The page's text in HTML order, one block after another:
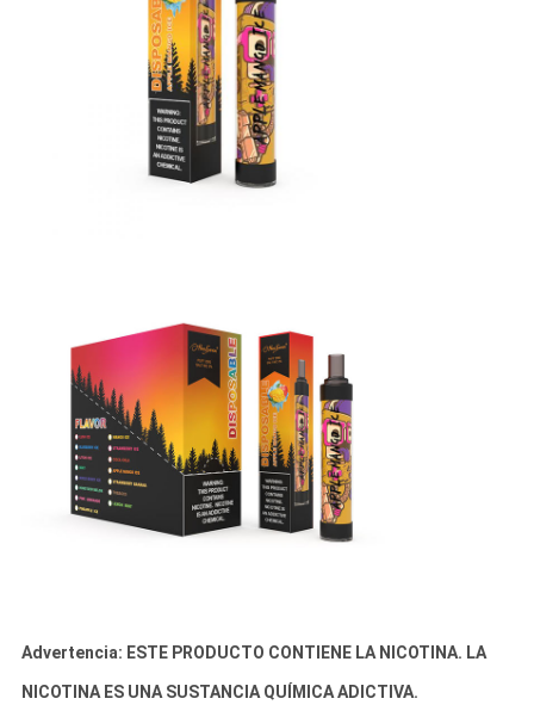
Advertencia: ESTE PRODUCTO CONTIENE LA NICOTINA. LA
NICOTINA ES UNA SUSTANCIA QUÍMICA ADICTIVA.